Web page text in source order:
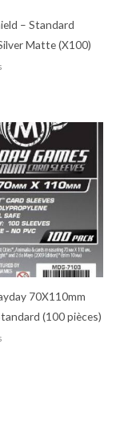
– Standard
Matte (X100)
70X110mm
(100 pièces)